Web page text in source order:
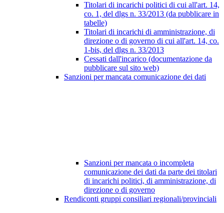
Titolari di incarichi politici di cui all'art. 14,
co. 1, del dlgs n. 33/2013 (da pubblicare in
tabelle)
Titolari di incarichi di amministrazione, di
direzione o di governo di cui all'art. 14, co.
1-bis, del dlgs n. 33/2013
Cessati dall'incarico (documentazione da
pubblicare sul sito web)
Sanzioni per mancata comunicazione dei dati
Sanzioni per mancata o incompleta
comunicazione dei dati da parte dei titolari
di incarichi politici, di amministrazione, di
direzione o di governo
Rendiconti gruppi consiliari regionali/provinciali